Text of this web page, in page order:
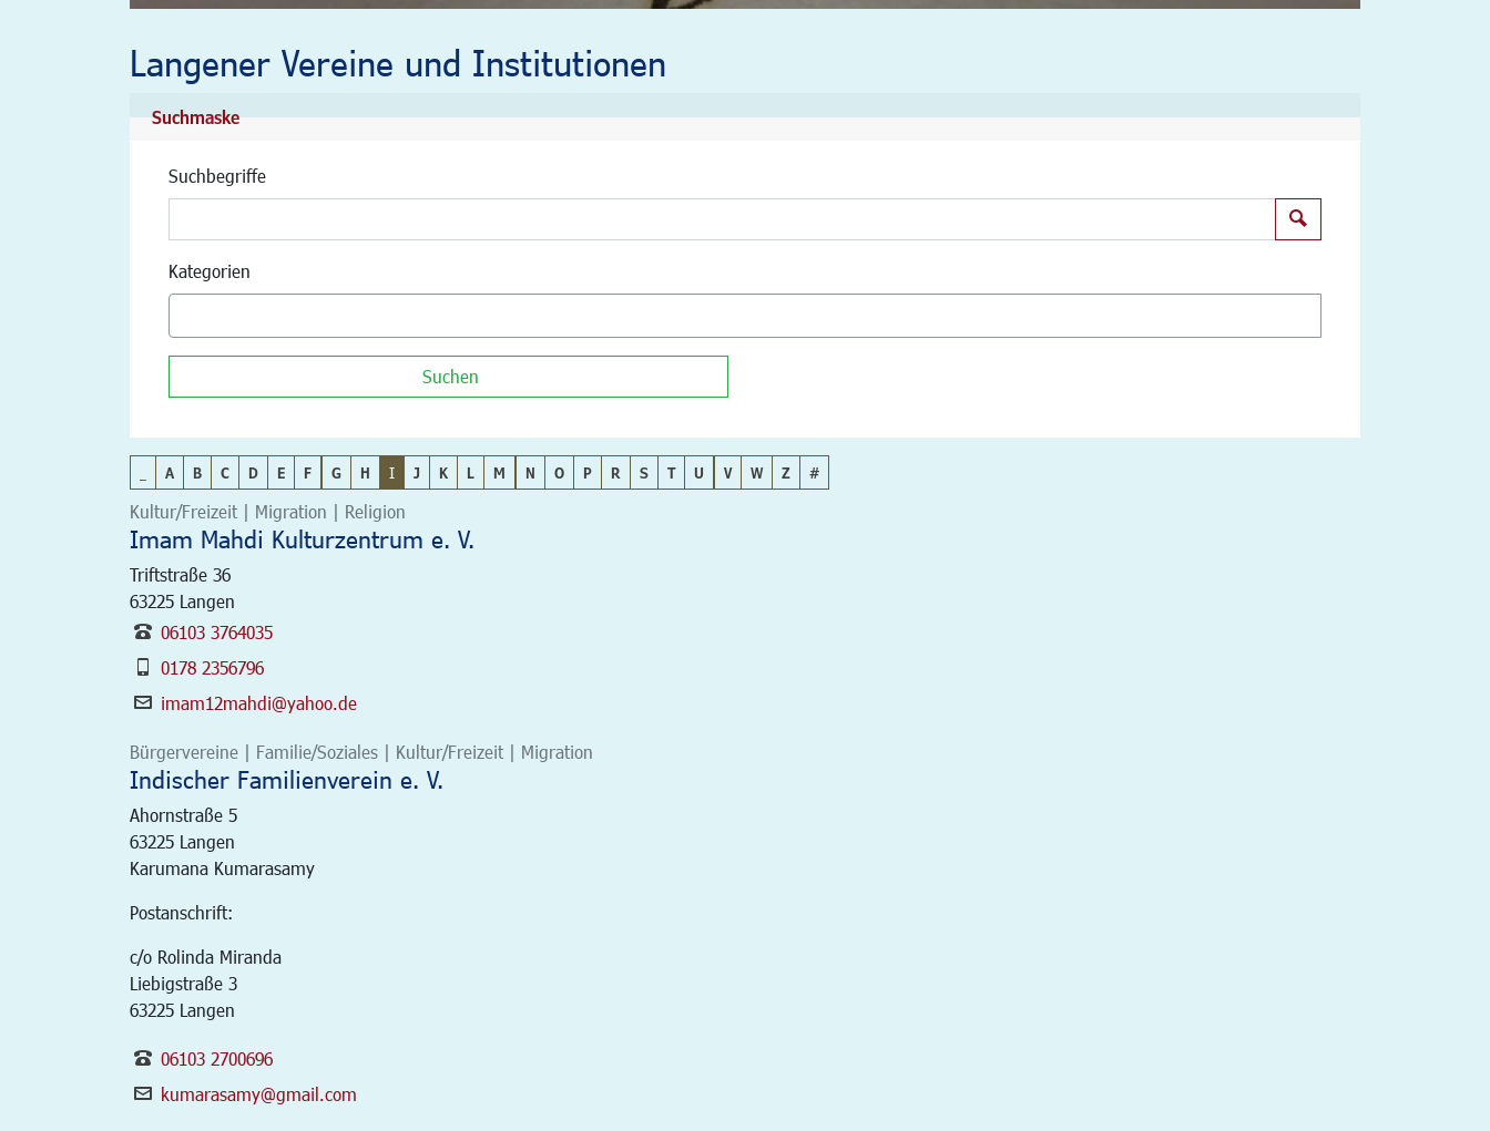
Langener Vereine und Institutionen
Suchmaske
Suchbegriffe
Kategorien
Suchen
A B C D E F G H I J K L M N O P R S T U V W Z #
Kultur/Freizeit | Migration | Religion
Imam Mahdi Kulturzentrum e. V.
Triftstraße 36
63225 Langen
06103 3764035
0178 2356796
imam12mahdi@yahoo.de
Bürgervereine | Familie/Soziales | Kultur/Freizeit | Migration
Indischer Familienverein e. V.
Ahornstraße 5
63225 Langen
Karumana Kumarasamy
Postanschrift:
c/o Rolinda Miranda
Liebigstraße 3
63225 Langen
06103 2700696
kumarasamy@gmail.com